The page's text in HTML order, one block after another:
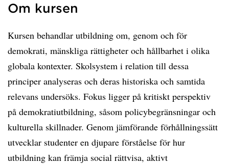
Om kursen
Kursen behandlar utbildning om, genom och för
demokrati, mänskliga rättigheter och hållbarhet i olika
globala kontexter. Skolsystem i relation till dessa
principer analyseras och deras historiska och samtida
relevans undersöks. Fokus ligger på kritiskt perspektiv
på demokratiutbildning, såsom policybegränsningar och
kulturella skillnader. Genom jämförande förhållningssätt
utvecklar studenter en djupare förståelse för hur
utbildning kan främja social rättvisa, aktivt